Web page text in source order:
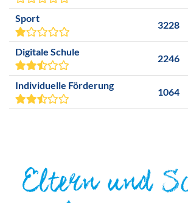
Sport
3228
Digitale Schule
2246
Individuelle Förderung
1064
Eltern und